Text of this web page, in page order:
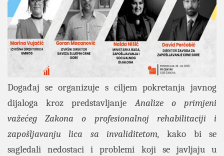
Događaj se organizuje s ciljem pokretanja javnog
dijaloga kroz predstavljanjeAnalize o primjeni
važećeg Zakona o profesionalnoj rehabilitaciji i
zapošljavanju lica sa invaliditetom, kako bi se
sagledali nedostaci i problemi koji se javljaju u